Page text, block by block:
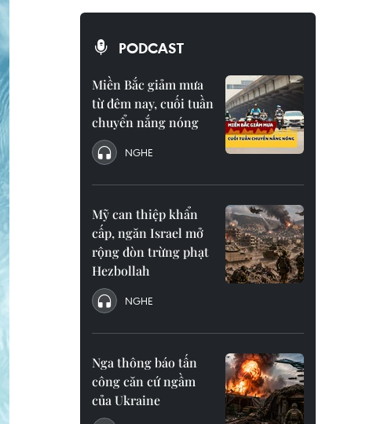
PODCAST
Miền Bắc giảm mưa
từ đêm nay, cuối tuần
chuyển nắng nóng
NGHE
Mỹ can thiệp khẩn
cấp, ngăn Israel mở
rộng đòn trừng phạt
Hezbollah
NGHE
Nga thông báo tấn
công căn cứ ngầm
của Ukraine